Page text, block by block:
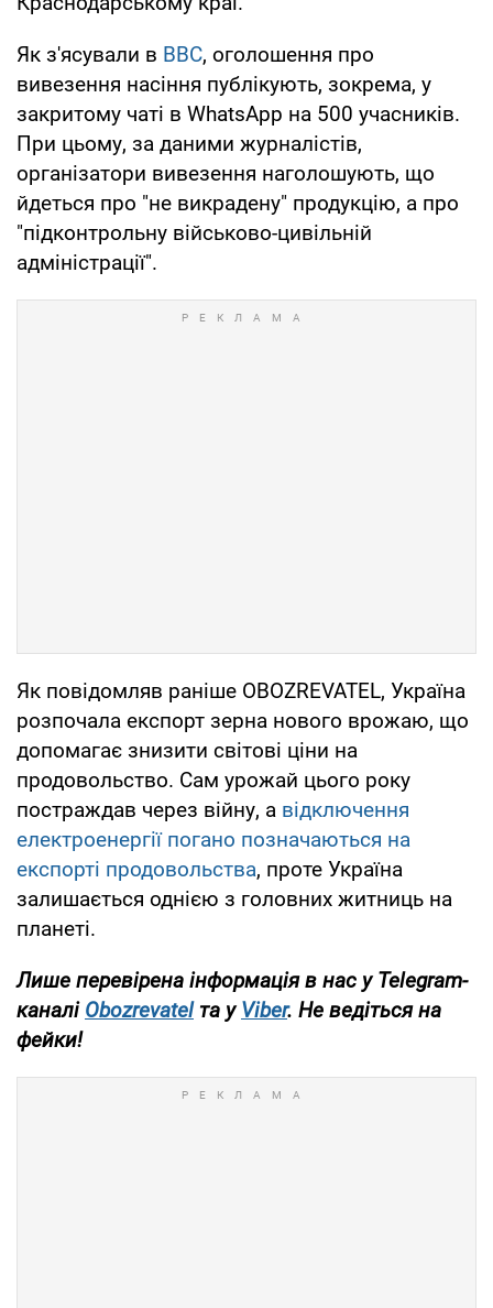
Як з'ясували в BBC, оголошення про
вивезення насіння публікують, зокрема, у
закритому чаті в WhatsApp на 500 учасників.
При цьому, за даними журналістів,
організатори вивезення наголошують, що
йдеться про "не викрадену" продукцію, а про
"підконтрольну військово-цивільній
адміністрації".
Як повідомляв раніше OBOZREVATEL, Україна
розпочала експорт зерна нового врожаю, що
допомагає знизити світові ціни на
продовольство. Сам урожай цього року
постраждав через війну, а відключення
електроенергії погано позначаються на
експорті продовольства, проте Україна
залишається однією з головних житниць на
планеті.
Лише перевірена інформація в нас у Telegram-
каналі Obozrevatel та у Viber. Не ведіться на
фейки!